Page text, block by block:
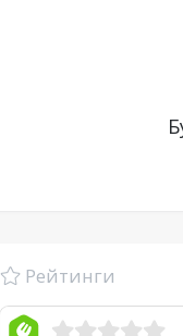
Рейтинги